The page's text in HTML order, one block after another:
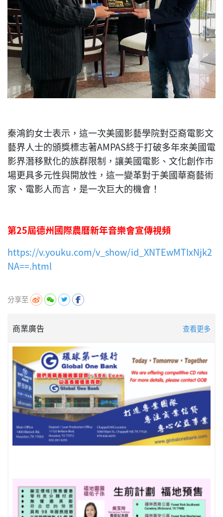
秦鴻鈞女士表示，這一次美國影藝學院對亞裔電影文
藝界人士的頒獎標志著AMPAS終于打破多年來美國電
影界潛移默化的族群限制，讓美國電影、文化創作市
場更具多元性與開放性，這一變革對于美國華裔藝術
家、電影人而言，是一次巨大的機會！
第25屆德州國際農曆新年音樂會宣傳視頻
https://v.youku.com/v_show/id_XNTEwMTIxNjk2
NA==.html
分享至
商業廣告 查看更多